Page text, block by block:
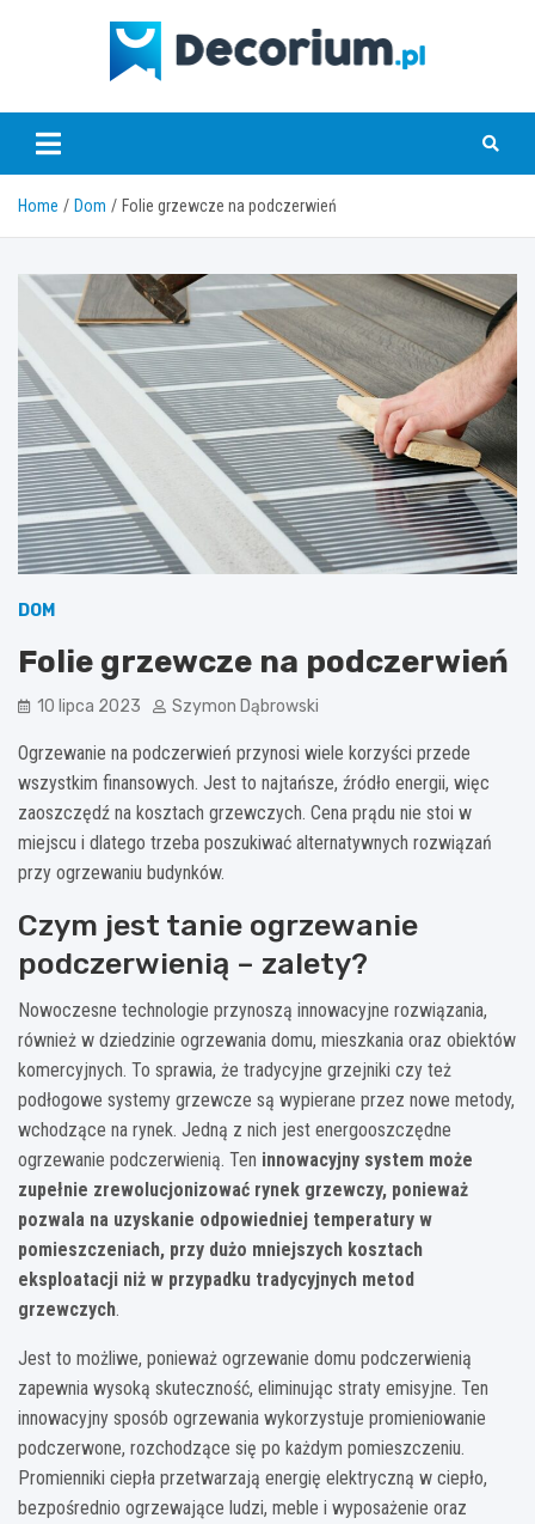
decorium.pl
Home Dom Folie grzewcze na podczerwień
DOM
Folie grzewcze na podczerwień
10 lipca 2023 Szymon Dąbrowski
Ogrzewanie na podczerwień przynosi wiele korzyści przede
wszystkim finansowych. Jest to najtańsze, źródło energii, więc
zaoszczędź na kosztach grzewczych. Cena prądu nie stoi w
miejscu i dlatego trzeba poszukiwać alternatywnych rozwiązań
przy ogrzewaniu budynków.
Czym jest tanie ogrzewanie
podczerwienią – zalety?
Nowoczesne technologie przynoszą innowacyjne rozwiązania,
również w dziedzinie ogrzewania domu, mieszkania oraz obiektów
komercyjnych. To sprawia, że tradycyjne grzejniki czy też
podłogowe systemy grzewcze są wypierane przez nowe metody,
wchodzące na rynek. Jedną z nich jest energooszczędne
ogrzewanie podczerwienią. Ten innowacyjny system może
zupełnie zrewolucjonizować rynek grzewczy, ponieważ
pozwala na uzyskanie odpowiedniej temperatury w
pomieszczeniach, przy dużo mniejszych kosztach
eksploatacji niż w przypadku tradycyjnych metod
grzewczych.
Jest to możliwe, ponieważ ogrzewanie domu podczerwienią
zapewnia wysoką skuteczność, eliminując straty emisyjne. Ten
innowacyjny sposób ogrzewania wykorzystuje promieniowanie
podczerwone, rozchodzące się po każdym pomieszczeniu.
Promienniki ciepła przetwarzają energię elektryczną w ciepło,
bezpośrednio ogrzewające ludzi, meble i wyposażenie oraz